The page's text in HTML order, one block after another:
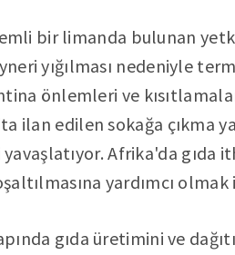
bir limanda bulunan
yığılması nedeniyle
önlemleri ve
ilan edilen sokağa çıkma
Afrika'da gıda
yardımcı
gıda üretimini ve